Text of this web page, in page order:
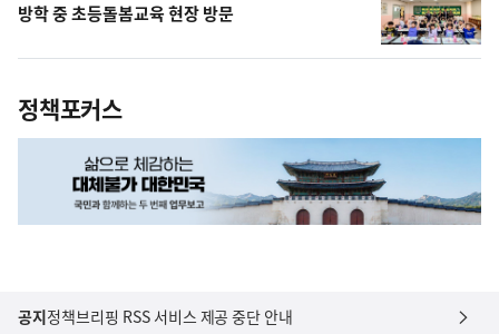
방학 중 초등돌봄교육 현장 방문
정책포커스
공지정책브리핑 RSS 서비스 제공 중단 안내